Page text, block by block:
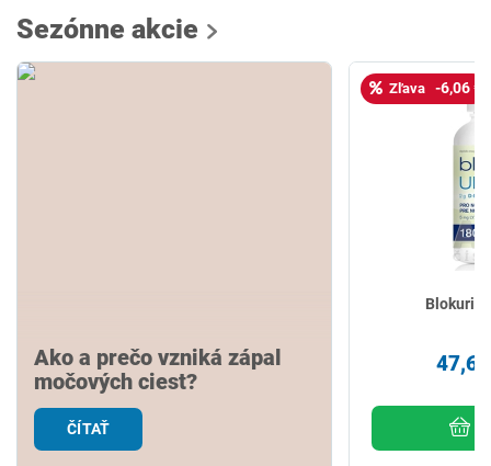
Sezónne akcie
Ako a prečo vzniká zápal
močových ciest?
ČÍTAŤ
Zľava -6,06 €